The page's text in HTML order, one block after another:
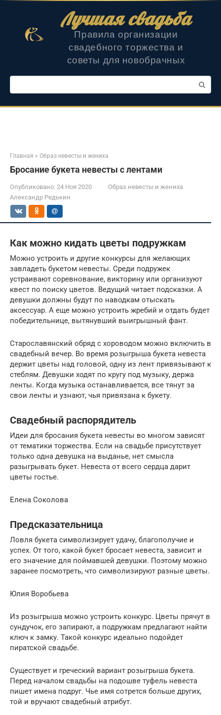
Лучшая свадьба
Правила организации
свадебного торжества и
советы для новобрачных
Поиск:
Главная » Образ невесты и жениха
Бросание букета невесты с лентами
Опубликовано: 24 Ноя 2020
Образ невесты и жениха
Александр Редькин
Как можно кидать цветы подружкам
Можно устроить и другие конкурсы для желающих
завладеть букетом невесты. Среди подружек
устраивают соревнование, викторину или организуют
квест по поиску цветов. Ведущий читает подсказки. А
девушки должны будут по наводкам отыскать
аксессуар. А еще можно устроить жребий и отдать будет
победительнице, вытянувший выигрышный фант.
Старославянский обряд с хороводом можно включить в
свадебный вечер. Во время розыгрыша букета невеста
держит цветы над головой, одну из лент привязывают к
стеблям. Девушки ходят по кругу под музыку, держа
ленты. Когда музыка останавливается, все тянут за
свои ленты и узнают, чья привязана к букету.
Свадебный распорядитель
Идеи для бросания букета невесты во многом зависят
от тематики торжества. Если на свадьбе присутствует
только одна девушка на выданье, нет смысла
разыгрывать букет. Невеста от всего сердца дарит
цветы гостье.
Елена Соколова
Предсказательница
Ловля букета символизирует удачу, благополучие и
успех. От того, какой букет бросает невеста, зависит и
его значение для поймавшей девушки. Поэтому можно
заранее посмотреть, что символизируют разные цветы.
Юлия Воробьева
Из розыгрыша можно устроить конкурс. Цветы прячут в
сундучок, его запирают, а подружкам предлагают найти
ключ к замку. Такой конкурс идеально подойдет
пиратской свадьбе.
Существует и греческий вариант розыгрыша букета.
Перед началом свадьбы на подошве туфель невеста
пишет имена подруг. Чье имя сотрется больше других,
той и вручают свадебный атрибут.